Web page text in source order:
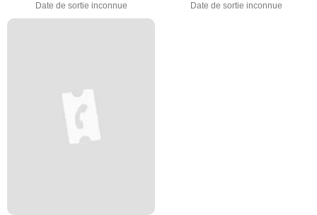
Date de sortie inconnue Date de sortie inconnue